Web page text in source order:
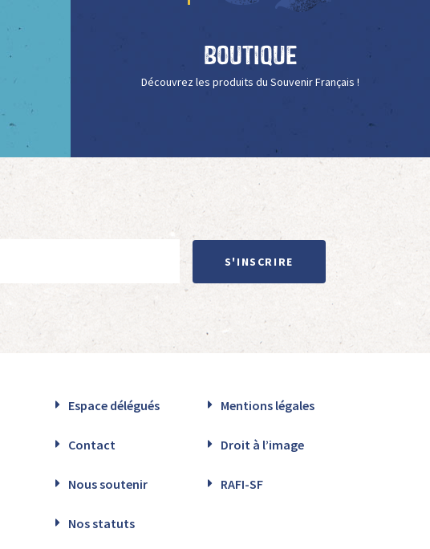
Boutique
Découvrez les produits du Souvenir Français !
S'INSCRIRE
Espace délégués Mentions légales
Contact Droit à l’image
Nous soutenir RAFI-SF
Nos statuts